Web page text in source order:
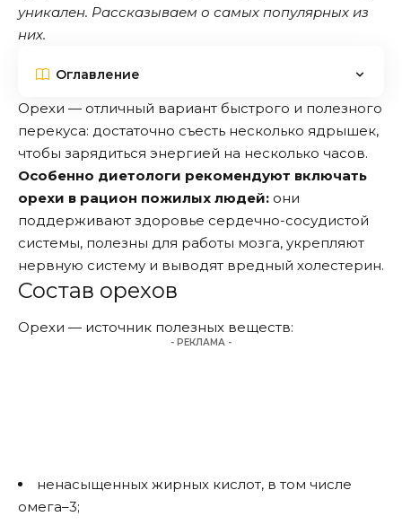
уникален. Рассказываем о самых популярных из
них.
Оглавление
Орехи — отличный вариант быстрого и полезного
перекуса: достаточно съесть несколько ядрышек,
чтобы зарядиться энергией на несколько часов.
Особенно диетологи рекомендуют включать
орехи в рацион пожилых людей: они
поддерживают здоровье сердечно-сосудистой
системы, полезны для работы мозга, укрепляют
нервную систему и выводят вредный холестерин.
Состав орехов
Орехи — источник полезных веществ:
- РЕКЛАМА -
ненасыщенных жирных кислот, в том числе
омега–3;